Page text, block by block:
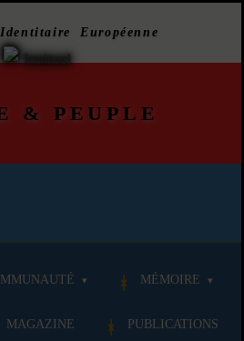
Européenne
& PEUPLE
MÉMOIRE
MAGAZINE PUBLICATIONS